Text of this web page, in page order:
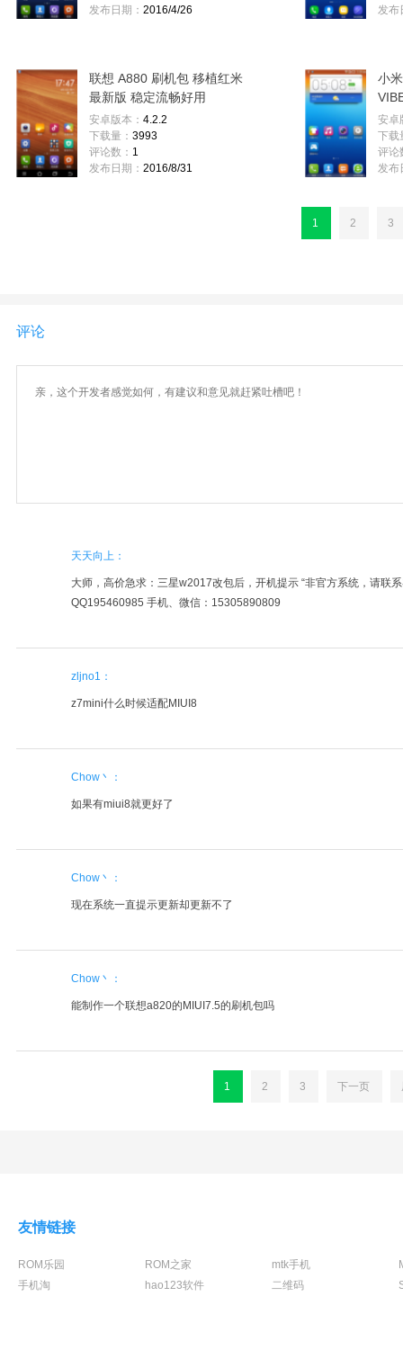
发布日期： 2016/4/26
发布
联想 A880 刷机包 移植红米
最新版 稳定流畅好用
安卓版本： 4.2.2
下载量： 3993
评论数： 1
发布日期： 2016/8/31
小
信
安卓
下载
评论
发布
1 2 3
评论
天天向上：
大师，高价急求：三星w2017改包后，开机提示 “非官方系统，请联
QQ195460985 手机、微信：15305890809
zljno1：
z7mini什么时候适配MIUI8
Chow丶：
如果有miui8就更好了
Chow丶：
现在系统一直提示更新却更新不了
Chow丶：
能制作一个联想a820的MIUI7.5的刷机包吗
1 2 3 下一页
友情链接
ROM乐园 ROM之家 mtk手机
手机淘
hao123软件 二维码